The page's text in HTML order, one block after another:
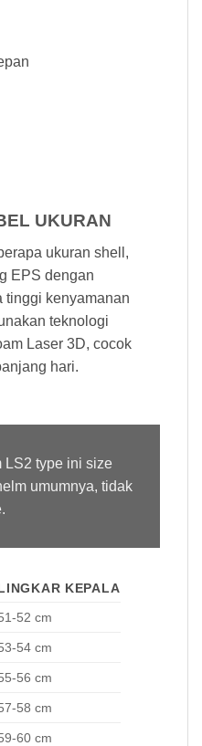
UKURAN
ukuran shell,
EPS dengan
tinggi kenyamanan
teknologi
Laser 3D, cocok
hari.
LS2 type ini size
umumnya, tidak
KEPALA
52 cm
54 cm
56 cm
58 cm
60 cm